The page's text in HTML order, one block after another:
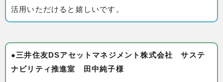
活用いただけると嬉しいです。
●三井住友DSアセットマネジメント株式会社 サステ
ナビリティ推進室 田中純子様